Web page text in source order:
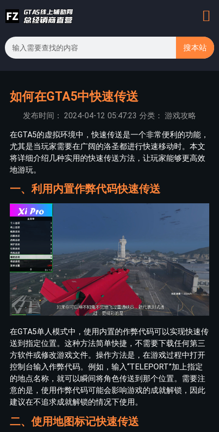
搜本站
如何在GTA5中快速传送
发布时间： 2024-04-12 05:47:23 分类： 游戏攻略
在GTA5的虚拟环境中，快速传送是一个非常便利的功能，
尤其是当玩家需要在广阔的洛圣都进行快速移动时。本文
将详细介绍几种实用的快速传送方法，让玩家能够更高效
地游玩。
一、利用内置作弊代码快速传送
在GTA5单人模式中，使用内置的作弊代码可以实现快速传
送到指定位置。这种方法简单快捷，不需要下载任何第三
方软件或修改游戏文件。操作方法是，在游戏过程中打开
控制台输入作弊代码。例如，输入“TELEPORT”加上指定
的地点名称，就可以瞬间将角色传送到那个位置。需要注
意的是，使用作弊代码可能会影响游戏的成就解锁，因此
建议在不追求成就解锁的情况下使用。
二、使用地图标记快速传送